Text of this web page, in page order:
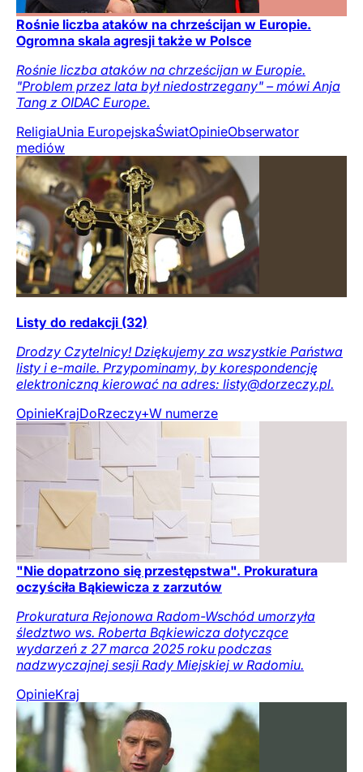
Rośnie liczba ataków na chrześcijan w Europie.
Ogromna skala agresji także w Polsce
Rośnie liczba ataków na chrześcijan w Europie.
"Problem przez lata był niedostrzegany" – mówi Anja
Tang z OIDAC Europe.
ReligiaUnia EuropejskaŚwiatOpinieObserwator
mediów
Listy do redakcji (32)
Drodzy Czytelnicy! Dziękujemy za wszystkie Państwa
listy i e-maile. Przypominamy, by korespondencję
elektroniczną kierować na adres: listy@dorzeczy.pl.
OpinieKrajDoRzeczy+W numerze
"Nie dopatrzono się przestępstwa". Prokuratura
oczyściła Bąkiewicza z zarzutów
Prokuratura Rejonowa Radom-Wschód umorzyła
śledztwo ws. Roberta Bąkiewicza dotyczące
wydarzeń z 27 marca 2025 roku podczas
nadzwyczajnej sesji Rady Miejskiej w Radomiu.
OpinieKraj